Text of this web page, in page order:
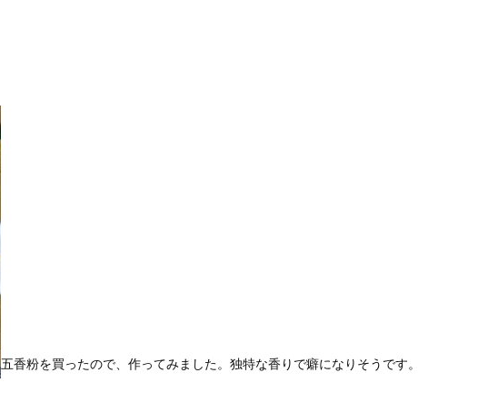
五香粉を買ったので、作ってみました。独特な香りで癖になりそうです。